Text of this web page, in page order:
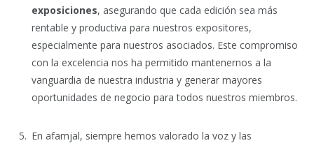
exposiciones, asegurando que cada edición sea más
rentable y productiva para nuestros expositores,
especialmente para nuestros asociados. Este compromiso
con la excelencia nos ha permitido mantenernos a la
vanguardia de nuestra industria y generar mayores
oportunidades de negocio para todos nuestros miembros.
En afamjal, siempre hemos valorado la voz y las